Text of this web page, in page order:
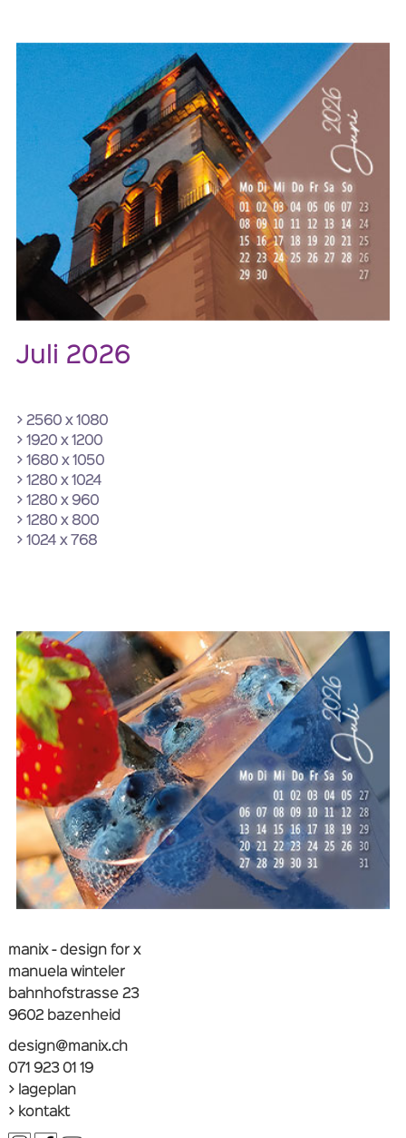
Juli 2026
> 2560 x 1080
> 1920 x 1200
> 1680 x 1050
> 1280 x 1024
> 1280 x 960
> 1280 x 800
> 1024 x 768
manix - design for x
manuela winteler
bahnhofstrasse 23
9602 bazenheid
design@manix.ch
071 923 01 19
> lageplan
> kontakt